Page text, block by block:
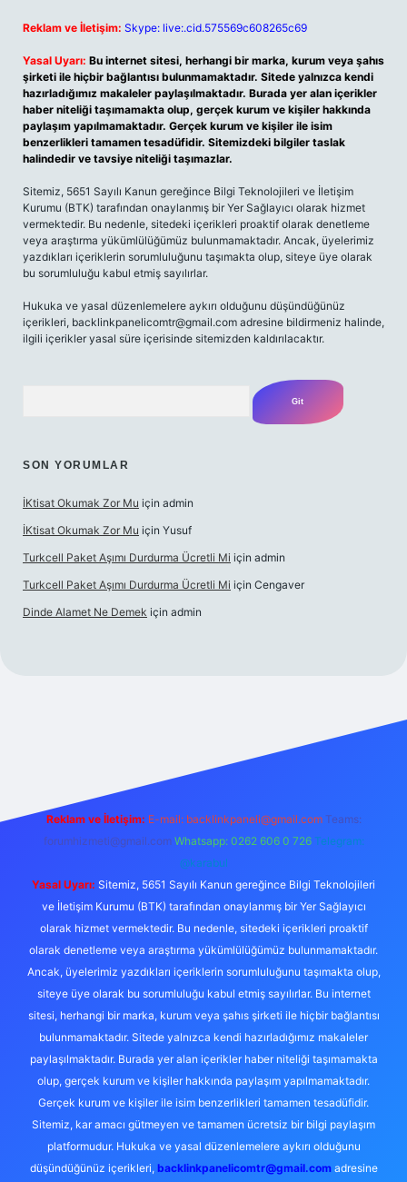
Reklam ve İletişim: Skype: live:.cid.575569c608265c69
Yasal Uyarı: Bu internet sitesi, herhangi bir marka, kurum veya şahıs
şirketi ile hiçbir bağlantısı bulunmamaktadır. Sitede yalnızca kendi
hazırladığımız makaleler paylaşılmaktadır. Burada yer alan içerikler
haber niteliği taşımamakta olup, gerçek kurum ve kişiler hakkında
paylaşım yapılmamaktadır. Gerçek kurum ve kişiler ile isim
benzerlikleri tamamen tesadüfidir. Sitemizdeki bilgiler taslak
halindedir ve tavsiye niteliği taşımazlar.
Sitemiz, 5651 Sayılı Kanun gereğince Bilgi Teknolojileri ve İletişim
Kurumu (BTK) tarafından onaylanmış bir Yer Sağlayıcı olarak hizmet
vermektedir. Bu nedenle, sitedeki içerikleri proaktif olarak denetleme
veya araştırma yükümlülüğümüz bulunmamaktadır. Ancak, üyelerimiz
yazdıkları içeriklerin sorumluluğunu taşımakta olup, siteye üye olarak
bu sorumluluğu kabul etmiş sayılırlar.
Hukuka ve yasal düzenlemelere aykırı olduğunu düşündüğünüz
içerikleri, backlinkpanelicomtr@gmail.com adresine bildirmeniz halinde,
ilgili içerikler yasal süre içerisinde sitemizden kaldırılacaktır.
SON YORUMLAR
İKtisat Okumak Zor Mu için admin
İKtisat Okumak Zor Mu için Yusuf
Turkcell Paket Aşımı Durdurma Ücretli Mi için admin
Turkcell Paket Aşımı Durdurma Ücretli Mi için Cengaver
Dinde Alamet Ne Demek için admin
Reklam ve İletişim: E-mail: backlinkpaneli@gmail.com Teams:
forumhizmeti@gmail.com Whatsapp: 0262 606 0 726 Telegram:
@karabul
Yasal Uyarı: Sitemiz, 5651 Sayılı Kanun gereğince Bilgi Teknolojileri
ve İletişim Kurumu (BTK) tarafından onaylanmış bir Yer Sağlayıcı
olarak hizmet vermektedir. Bu nedenle, sitedeki içerikleri proaktif
olarak denetleme veya araştırma yükümlülüğümüz bulunmamaktadır.
Ancak, üyelerimiz yazdıkları içeriklerin sorumluluğunu taşımakta olup,
siteye üye olarak bu sorumluluğu kabul etmiş sayılırlar. Bu internet
sitesi, herhangi bir marka, kurum veya şahıs şirketi ile hiçbir bağlantısı
bulunmamaktadır. Sitede yalnızca kendi hazırladığımız makaleler
paylaşılmaktadır. Burada yer alan içerikler haber niteliği taşımamakta
olup, gerçek kurum ve kişiler hakkında paylaşım yapılmamaktadır.
Gerçek kurum ve kişiler ile isim benzerlikleri tamamen tesadüfidir.
Sitemiz, kar amacı gütmeyen ve tamamen ücretsiz bir bilgi paylaşım
platformudur. Hukuka ve yasal düzenlemelere aykırı olduğunu
düşündüğünüz içerikleri, backlinkpanelicomtr@gmail.comadresine